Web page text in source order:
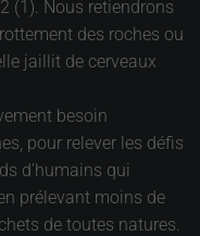
(1). Nous retiendrons
des roches ou
jaillit de cerveaux
besoin
pour relever les défis
d’humains qui
prélevant moins de
de toutes natures.